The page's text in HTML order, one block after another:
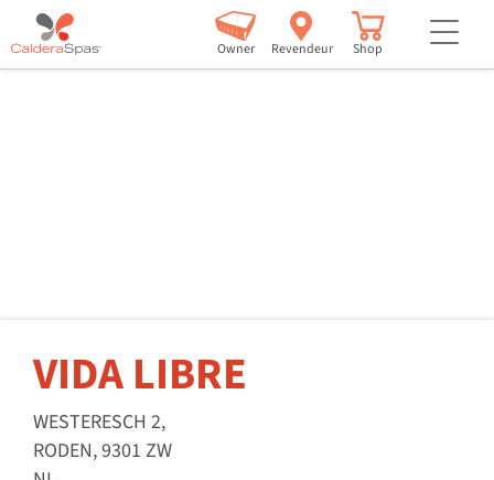
Owner Revendeur Shop
VIDA LIBRE
WESTERESCH 2,
RODEN, 9301 ZW